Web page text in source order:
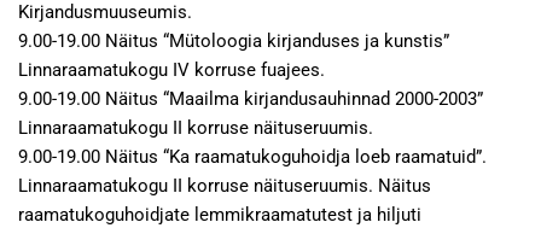
Kirjandusmuuseumis.
9.00-19.00 Näitus “Mütoloogia kirjanduses ja kunstis”
Linnaraamatukogu IV korruse fuajees.
9.00-19.00 Näitus “Maailma kirjandusauhinnad 2000-2003”
Linnaraamatukogu II korruse näituseruumis.
9.00-19.00 Näitus “Ka raamatukoguhoidja loeb raamatuid”.
Linnaraamatukogu II korruse näituseruumis. Näitus
raamatukoguhoidjate lemmikraamatutest ja hiljuti